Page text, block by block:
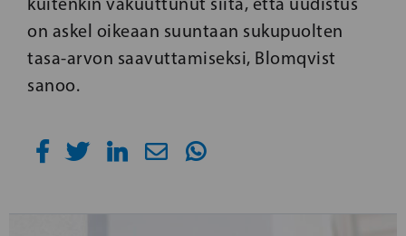
on askel oikeaan suuntaan sukupuolten
tasa-arvon saavuttamiseksi, Blomqvist
sanoo.